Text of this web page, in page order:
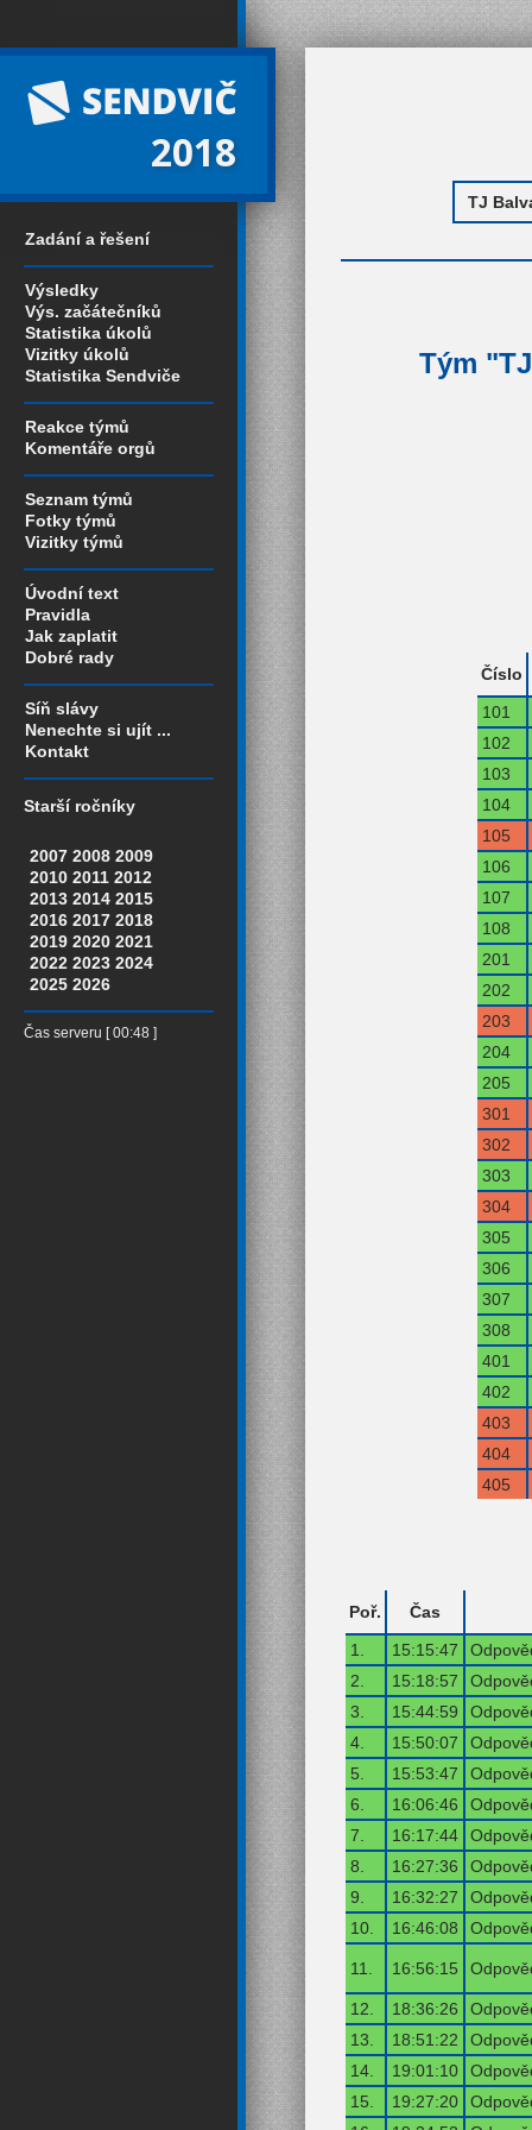
2018
Zadání a řešení
Výsledky
Výs. začátečníků
Statistika úkolů
Vizitky úkolů
Statistika Sendviče
Reakce týmů
Komentáře orgů
Seznam týmů
Fotky týmů
Vizitky týmů
Úvodní text
Pravidla
Jak zaplatit
Dobré rady
Síň slávy
Nenechte si ujít ...
Kontakt
Starší ročníky
2007 2008 2009
2010 2011 2012
2013 2014 2015
2016 2017 2018
2019 2020 2021
2022 2023 2024
2025 2026
Čas serveru [ 00:48 ]
Tým
Číslo
101
102
103
104
105
106
107
108
201
202
203
204
205
301
302
303
304
305
306
307
308
401
402
403
404
405
Poř.
Čas
1.
15:15:47
2.
15:18:57
3.
15:44:59
4.
15:50:07
5.
15:53:47
6.
16:06:46
7.
16:17:44
8.
16:27:36
9.
16:32:27
10.
16:46:08
11. 16:56:15
12. 18:36:26
13.
18:51:22
14.
19:01:10
15.
19:27:20